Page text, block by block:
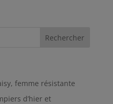
femme résistante
d’hier et